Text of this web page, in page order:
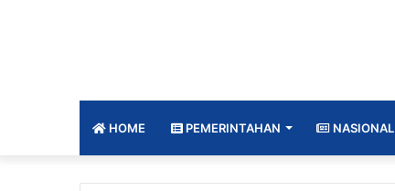
HOME PEMERINTAHAN NASIONAL